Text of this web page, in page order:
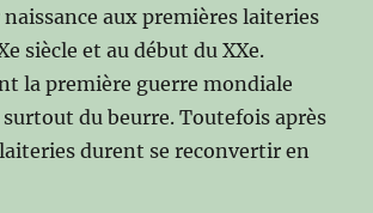
aux premières laiteries
siècle et au début du XXe.
la première guerre mondiale
du beurre. Toutefois après
durent se reconvertir en